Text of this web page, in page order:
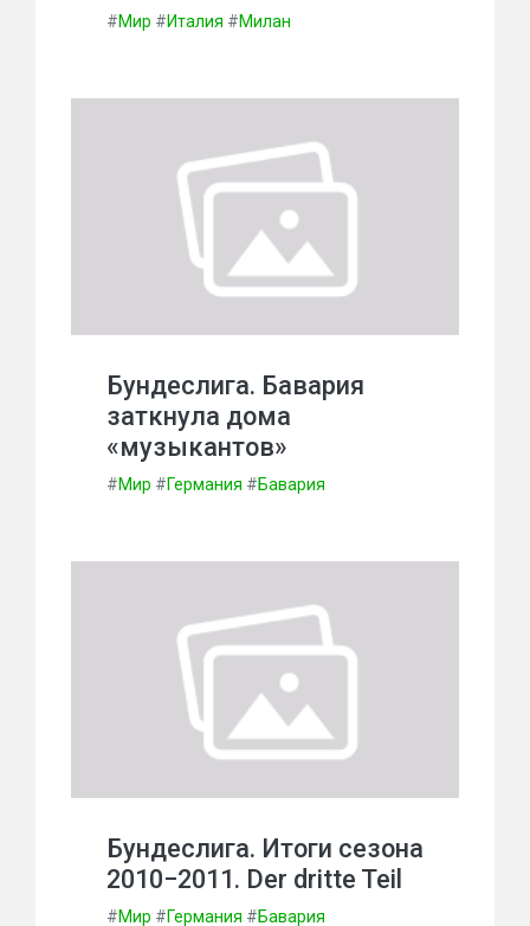
#Мир #Италия #Милан
Бундеслига. Бавария
заткнула дома
«музыкантов»
#Мир #Германия #Бавария
Бундеслига. Итоги сезона
2010−2011. Der dritte Teil
#Мир #Германия #Бавария